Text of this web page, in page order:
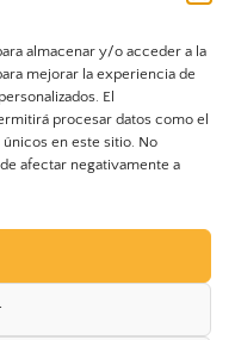
almacenar y/o acceder a la
mejorar la experiencia de
El
procesar datos como el
en este sitio. No
afectar negativamente a